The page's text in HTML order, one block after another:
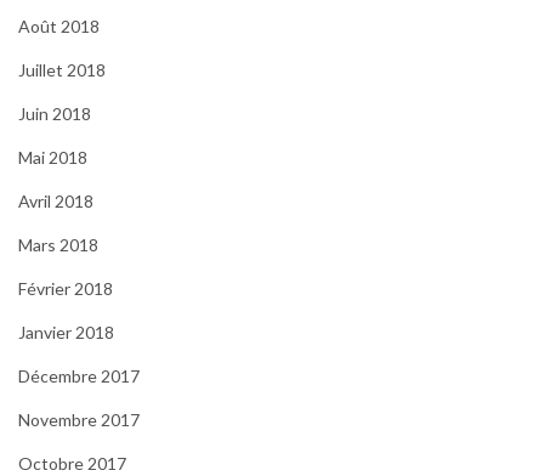
Août 2018
Juillet 2018
Juin 2018
Mai 2018
Avril 2018
Mars 2018
Février 2018
Janvier 2018
Décembre 2017
Novembre 2017
Octobre 2017